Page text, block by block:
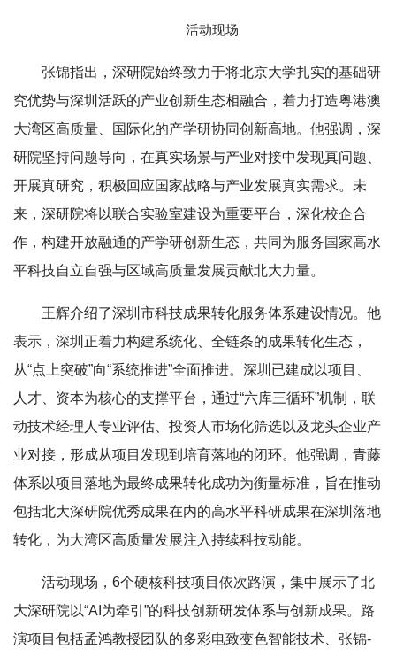
活动现场
张锦指出，深研院始终致力于将北京大学扎实的基础研
究优势与深圳活跃的产业创新生态相融合，着力打造粤港澳
大湾区高质量、国际化的产学研协同创新高地。他强调，深
研院坚持问题导向，在真实场景与产业对接中发现真问题、
开展真研究，积极回应国家战略与产业发展真实需求。未
来，深研院将以联合实验室建设为重要平台，深化校企合
作，构建开放融通的产学研创新生态，共同为服务国家高水
平科技自立自强与区域高质量发展贡献北大力量。
王辉介绍了深圳市科技成果转化服务体系建设情况。他
表示，深圳正着力构建系统化、全链条的成果转化生态，
从“点上突破”向“系统推进”全面推进。深圳已建成以项目、
人才、资本为核心的支撑平台，通过“六库三循环”机制，联
动技术经理人专业评估、投资人市场化筛选以及龙头企业产
业对接，形成从项目发现到培育落地的闭环。他强调，青藤
体系以项目落地为最终成果转化成功为衡量标准，旨在推动
包括北大深研院优秀成果在内的高水平科研成果在深圳落地
转化，为大湾区高质量发展注入持续科技动能。
活动现场，6个硬核科技项目依次路演，集中展示了北
大深研院以“AI为牵引”的科技创新研发体系与创新成果。路
演项目包括孟鸿教授团队的多彩电致变色智能技术、张锦-